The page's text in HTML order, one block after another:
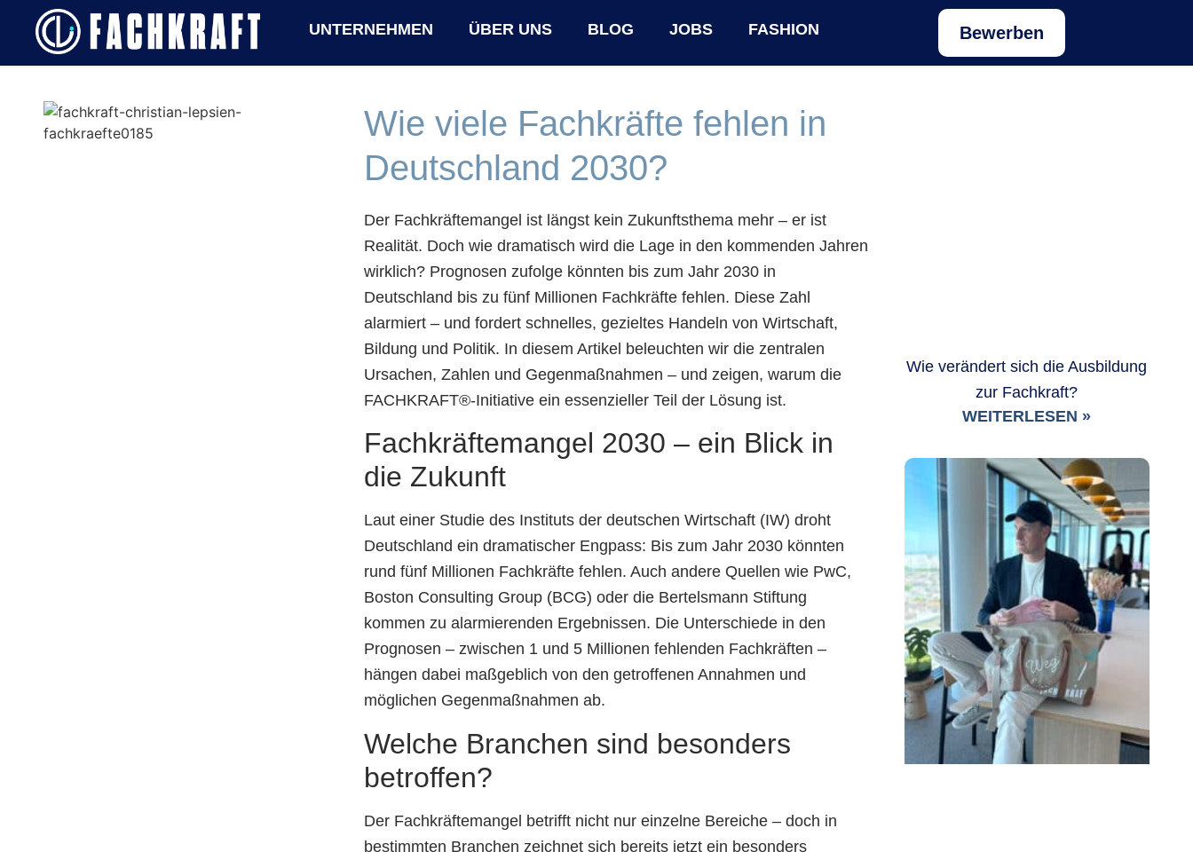
UNTERNEHMEN ÜBER UNS BLOG JOBS FASHION Bewerben
Wie viele Fachkräfte fehlen in
Deutschland 2030?
Der Fachkräftemangel ist längst kein Zukunftsthema mehr – er ist
Realität. Doch wie dramatisch wird die Lage in den kommenden Jahren
wirklich? Prognosen zufolge könnten bis zum Jahr 2030 in
Deutschland bis zu fünf Millionen Fachkräfte fehlen. Diese Zahl
alarmiert – und fordert schnelles, gezieltes Handeln von Wirtschaft,
Bildung und Politik. In diesem Artikel beleuchten wir die zentralen
Ursachen, Zahlen und Gegenmaßnahmen – und zeigen, warum die
FACHKRAFT®-Initiative ein essenzieller Teil der Lösung ist.
Fachkräftemangel 2030 – ein Blick in
die Zukunft
Laut einer Studie des Instituts der deutschen Wirtschaft (IW) droht
Deutschland ein dramatischer Engpass: Bis zum Jahr 2030 könnten
rund fünf Millionen Fachkräfte fehlen. Auch andere Quellen wie PwC,
Boston Consulting Group (BCG) oder die Bertelsmann Stiftung
kommen zu alarmierenden Ergebnissen. Die Unterschiede in den
Prognosen – zwischen 1 und 5 Millionen fehlenden Fachkräften –
hängen dabei maßgeblich von den getroffenen Annahmen und
möglichen Gegenmaßnahmen ab.
Welche Branchen sind besonders
betroffen?
Der Fachkräftemangel betrifft nicht nur einzelne Bereiche – doch in
bestimmten Branchen zeichnet sich bereits jetzt ein besonders
Wie verändert sich die Ausbildung
zur Fachkraft?
WEITERLESEN »